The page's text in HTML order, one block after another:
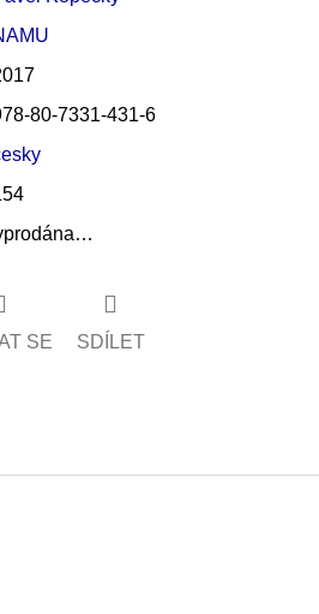
80-7331-431-6
SE SDÍLET